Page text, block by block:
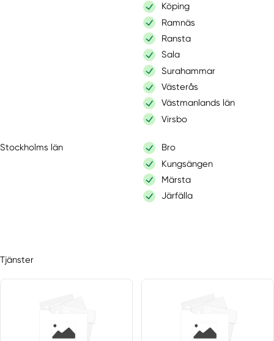
Köping
Ramnäs
Ransta
Sala
Surahammar
Västerås
Västmanlands län
Virsbo
Stockholms län
Bro
Kungsängen
Märsta
Järfälla
Tjänster